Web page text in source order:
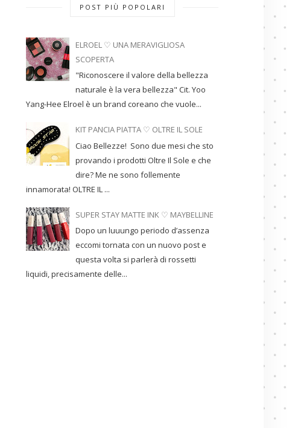
POST PIÙ POPOLARI
ELROEL ♡ UNA MERAVIGLIOSA
SCOPERTA
"Riconoscere il valore della bellezza
naturale è la vera bellezza" Cit. Yoo
Yang-Hee Elroel è un brand coreano che vuole...
KIT PANCIA PIATTA ♡ OLTRE IL SOLE
Ciao Bellezze! Sono due mesi che sto
provando i prodotti Oltre Il Sole e che
dire? Me ne sono follemente
innamorata! OLTRE IL ...
SUPER STAY MATTE INK ♡ MAYBELLINE
Dopo un luuungo periodo d’assenza
eccomi tornata con un nuovo post e
questa volta si parlerà di rossetti
liquidi, precisamente delle...